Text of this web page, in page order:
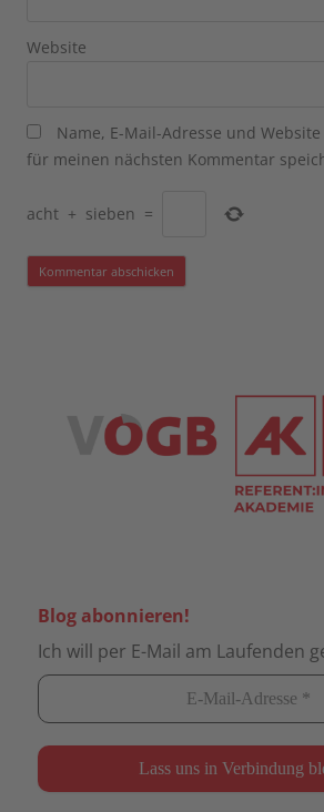
Website
Name, E-Mail-Adresse und
für meinen nächsten Kommentar
acht + sieben =
Blog abonnieren!
Ich will per E-Mail am Laufenden